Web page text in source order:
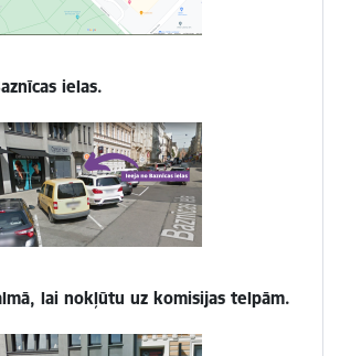
ielas.
lai nokļūtu uz komisijas telpām.